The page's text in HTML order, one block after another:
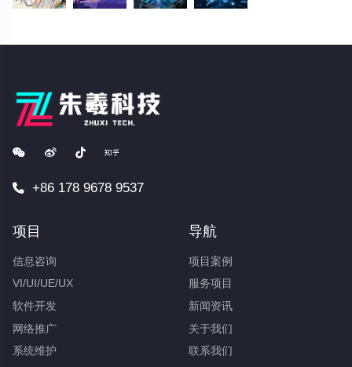
+86 178 9678 9537
项目
信息咨询
VI/UI/UE/UX
软件开发
网络推广
系统维护
导航
项目案例
服务项目
新闻资讯
关于我们
联系我们